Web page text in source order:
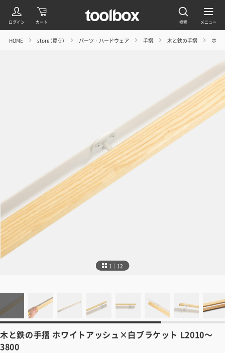
HOME store（買う） パーツ・ハードウェア 手摺 木と鉄の手摺 ホワ
1｜12
木と鉄の手摺 ホワイトアッシュ×白ブラケット L2010～
3800